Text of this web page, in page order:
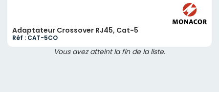
Adaptateur Crossover RJ45, Cat-5
Réf : CAT-5CO
Vous avez atteint la fin de la liste.